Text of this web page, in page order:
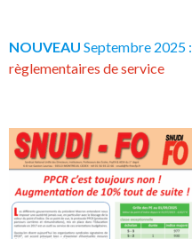
NOUVEAU Septembre 2025 :
règlementaires de service